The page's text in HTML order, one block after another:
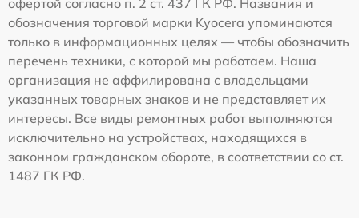
обозначения торговой марки Kyocera упоминаются
только в информационных целях — чтобы обозначить
перечень техники, с которой мы работаем. Наша
организация не аффилирована с владельцами
указанных товарных знаков и не представляет их
интересы. Все виды ремонтных работ выполняются
исключительно на устройствах, находящихся в
законном гражданском обороте, в соответствии со ст.
1487 ГК РФ.